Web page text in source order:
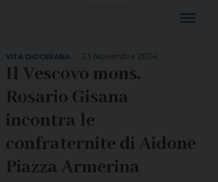
23 Novembre 2024
VITA DIOCESANA
Il Vescovo mons.
Rosario Gisana
incontra le
confraternite di Aidone
Piazza Armerina